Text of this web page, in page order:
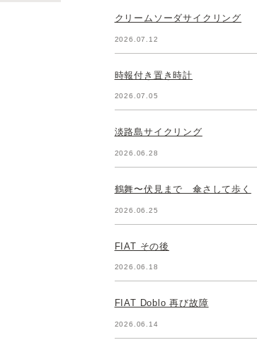
クリームソーダサイクリング
2026.07.12
時報付き置き時計
2026.07.05
淡路島サイクリング
2026.06.28
鶴舞〜伏見まで 傘さして歩く
2026.06.25
FIAT その後
2026.06.18
FIAT Doblo 再び故障
2026.06.14